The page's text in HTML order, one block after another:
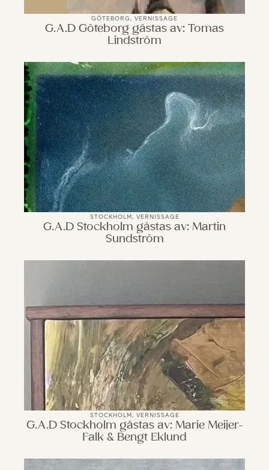
GÖTEBORG, VERNISSAGE
G.A.D Göteborg gästas av: Tomas
Lindström
STOCKHOLM, VERNISSAGE
G.A.D Stockholm gästas av: Martin
Sundström
STOCKHOLM, VERNISSAGE
G.A.D Stockholm gästas av: Marie Meijer-
Falk & Bengt Eklund